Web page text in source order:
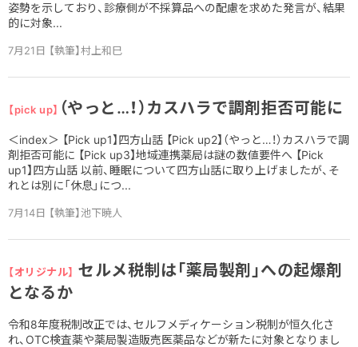
姿勢を示しており、診療側が不採算品への配慮を求めた発言が、結果
的に対象...
7月21日 【執筆】村上和巳
【pick up】 （やっと…！）カスハラで調剤拒否可能に
＜index＞ 【Pick up1】四方山話 【Pick up2】（やっと…！）カスハラで調
剤拒否可能に 【Pick up3】地域連携薬局は謎の数値要件へ 【Pick
up1】四方山話 以前、睡眠について四方山話に取り上げましたが、そ
れとは別に「休息」につ...
7月14日 【執筆】池下暁人
【オリジナル】
セルメ税制は「薬局製剤」への起爆剤
となるか
令和8年度税制改正では、セルフメディケーション税制が恒久化さ
れ、OTC検査薬や薬局製造販売医薬品などが新たに対象となりまし